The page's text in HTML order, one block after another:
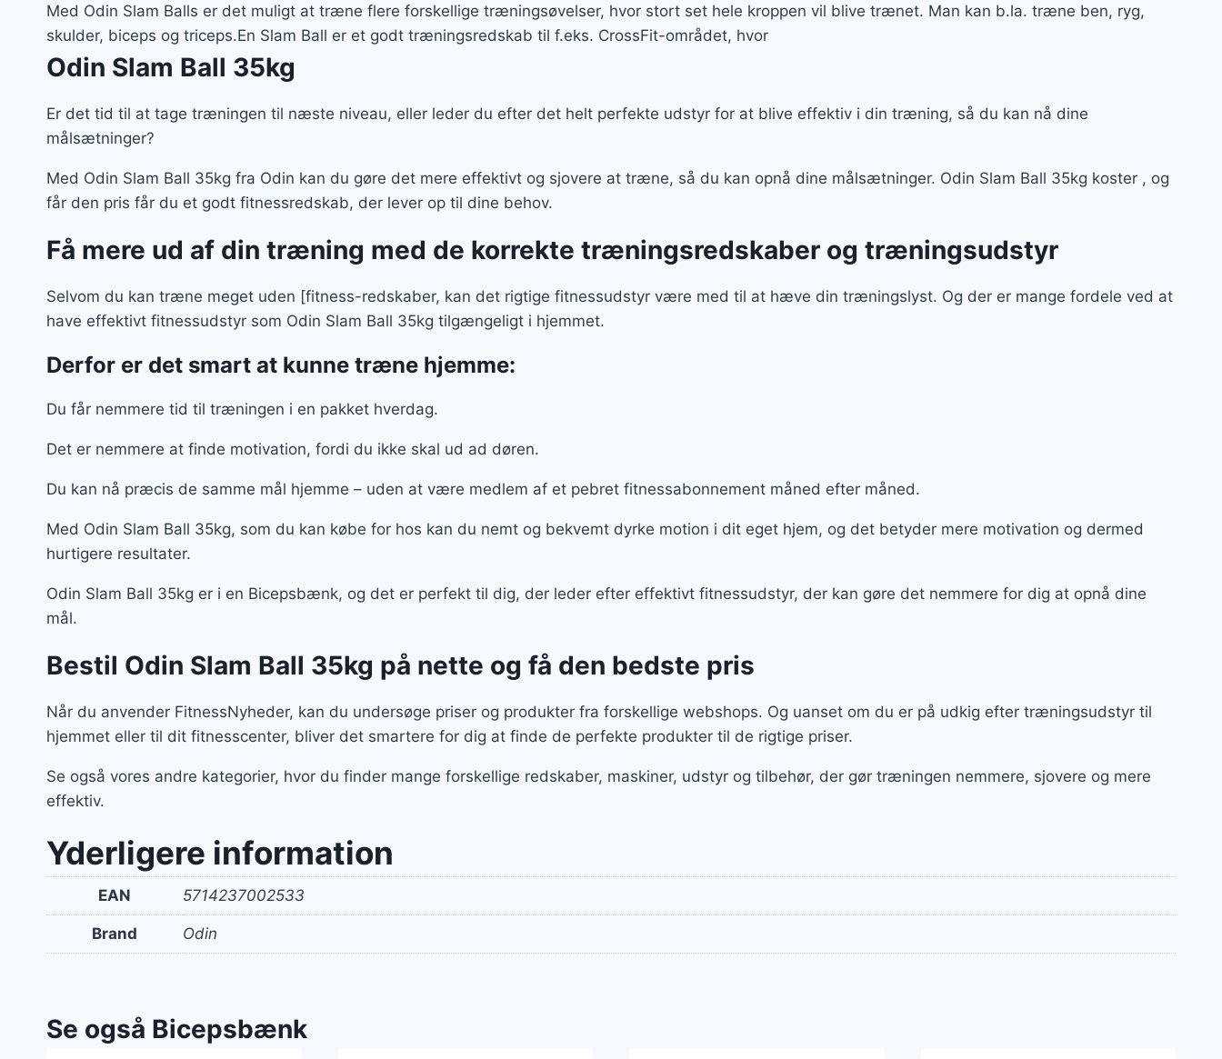
129 kr..79 kr..
Med Odin Slam Balls er det muligt at træne flere forskellige træningsøvelser, hvor stort set hele kroppen vil blive trænet. Man kan b.la. træne ben, ryg,
skulder, biceps og triceps.En Slam Ball er et godt træningsredskab til f.eks. CrossFit-området, hvor
Odin Slam Ball 35kg
Er det tid til at tage træningen til næste niveau, eller leder du efter det helt perfekte udstyr for at blive effektiv i din træning, så du kan nå dine
målsætninger?
Med Odin Slam Ball 35kg fra Odin kan du gøre det mere effektivt og sjovere at træne, så du kan opnå dine målsætninger. Odin Slam Ball 35kg koster , og
får den pris får du et godt fitnessredskab, der lever op til dine behov.
Få mere ud af din træning med de korrekte træningsredskaber og træningsudstyr
Selvom du kan træne meget uden [fitness-redskaber, kan det rigtige fitnessudstyr være med til at hæve din træningslyst. Og der er mange fordele ved at
have effektivt fitnessudstyr som Odin Slam Ball 35kg tilgængeligt i hjemmet.
Derfor er det smart at kunne træne hjemme:
Du får nemmere tid til træningen i en pakket hverdag.
Det er nemmere at finde motivation, fordi du ikke skal ud ad døren.
Du kan nå præcis de samme mål hjemme – uden at være medlem af et pebret fitnessabonnement måned efter måned.
Med Odin Slam Ball 35kg, som du kan købe for hos kan du nemt og bekvemt dyrke motion i dit eget hjem, og det betyder mere motivation og dermed
hurtigere resultater.
Odin Slam Ball 35kg er i en Bicepsbænk, og det er perfekt til dig, der leder efter effektivt fitnessudstyr, der kan gøre det nemmere for dig at opnå dine
mål.
Bestil Odin Slam Ball 35kg på nette og få den bedste pris
Når du anvender FitnessNyheder, kan du undersøge priser og produkter fra forskellige webshops. Og uanset om du er på udkig efter træningsudstyr til
hjemmet eller til dit fitnesscenter, bliver det smartere for dig at finde de perfekte produkter til de rigtige priser.
Se også vores andre kategorier, hvor du finder mange forskellige redskaber, maskiner, udstyr og tilbehør, der gør træningen nemmere, sjovere og mere
effektiv.
Yderligere information
EAN 5714237002533
Brand Odin
Se også Bicepsbænk